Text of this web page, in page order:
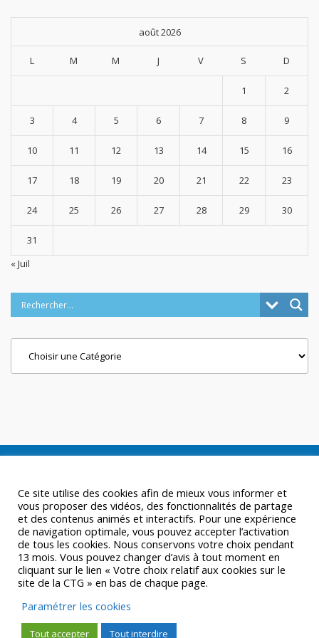
août 2026
L M M J V S D
1 2
3 4 5 6 7 8 9
10 11 12 13 14 15 16
17 18 19 20 21 22 23
24 25 26 27 28 29 30
31
« Juil
Categories
Ce site utilise des cookies afin de mieux vous informer et
vous proposer des vidéos, des fonctionnalités de partage
et des contenus animés et interactifs. Pour une expérience
de navigation optimale, vous pouvez accepter l’activation
de tous les cookies. Nous conservons votre choix pendant
13 mois. Vous pouvez changer d’avis à tout moment en
cliquant sur le lien « Votre choix relatif aux cookies sur le
site de la CTG » en bas de chaque page.
Paramétrer les cookies
Tout accepter Tout interdire